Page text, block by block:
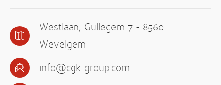
Westlaan, Gullegem 7 - 8560
Wevelgem
info@cgk-group.com